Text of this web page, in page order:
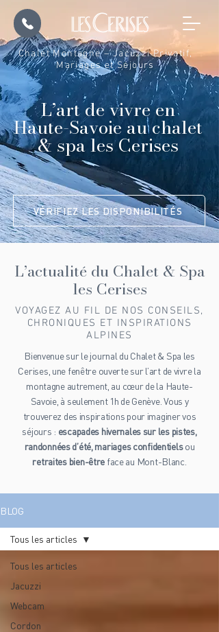
Chalet Montagne – Jacuzzi Privatif,
Mariages et Séjours
L’art de vivre en
Haute-Savoie au chalet
& spa les Cerises
VÉRIFIEZ LES DISPONIBILITÉS
L’actualité du Chalet & Spa
les Cerises
VOYAGEZ AU FIL DE NOS CONSEILS,
CHRONIQUES ET INSPIRATIONS
ALPINES
Bienvenue sur le journal du Chalet & Spa les
Cerises, une fenêtre ouverte sur l’art de vivre la
montagne autrement, au cœur de la Haute-
Savoie, à seulement 1h de Genève. Vous y
trouverez des inspirations pour imaginer vos
séjours : escapades hivernales sur les pistes,
randonnées d’été, mariages confidentielsou
retraites bien-être face au Mont-Blanc.
BLOG
Tous les articles
Jacuzzi
Webcam
Cordon
Tous les articles